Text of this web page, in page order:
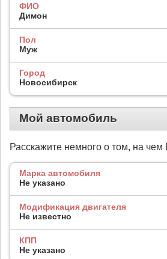
ФИО
Димон
Пол
Муж
Город
Новосибирск
Мой автомобиль
Расскажите немного о том, на чем
Марка автомобиля
Не указано
Модификация двигателя
Не известно
КПП
Не указано